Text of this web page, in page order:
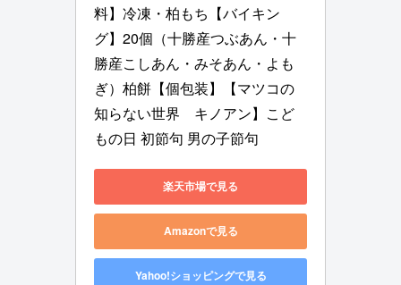
料】冷凍・柏もち【バイキン
グ】20個（十勝産つぶあん・十
勝産こしあん・みそあん・よも
ぎ）柏餅【個包装】【マツコの
知らない世界　キノアン】こど
もの日 初節句 男の子節句
楽天市場で見る
Amazonで見る
Yahoo!ショッピングで見る